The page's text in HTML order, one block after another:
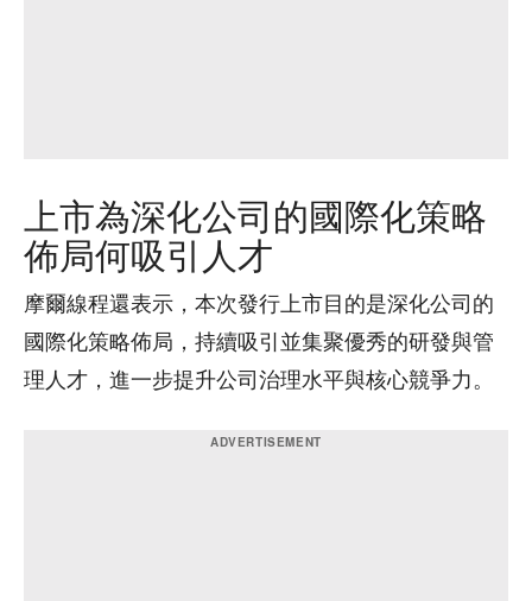
上市為深化公司的國際化策略
佈局何吸引人才
摩爾線程還表示，本次發行上市目的是深化公司的
國際化策略佈局，持續吸引並集聚優秀的研發與管
理人才，進一步提升公司治理水平與核心競爭力。